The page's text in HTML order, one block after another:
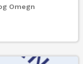
Omegn